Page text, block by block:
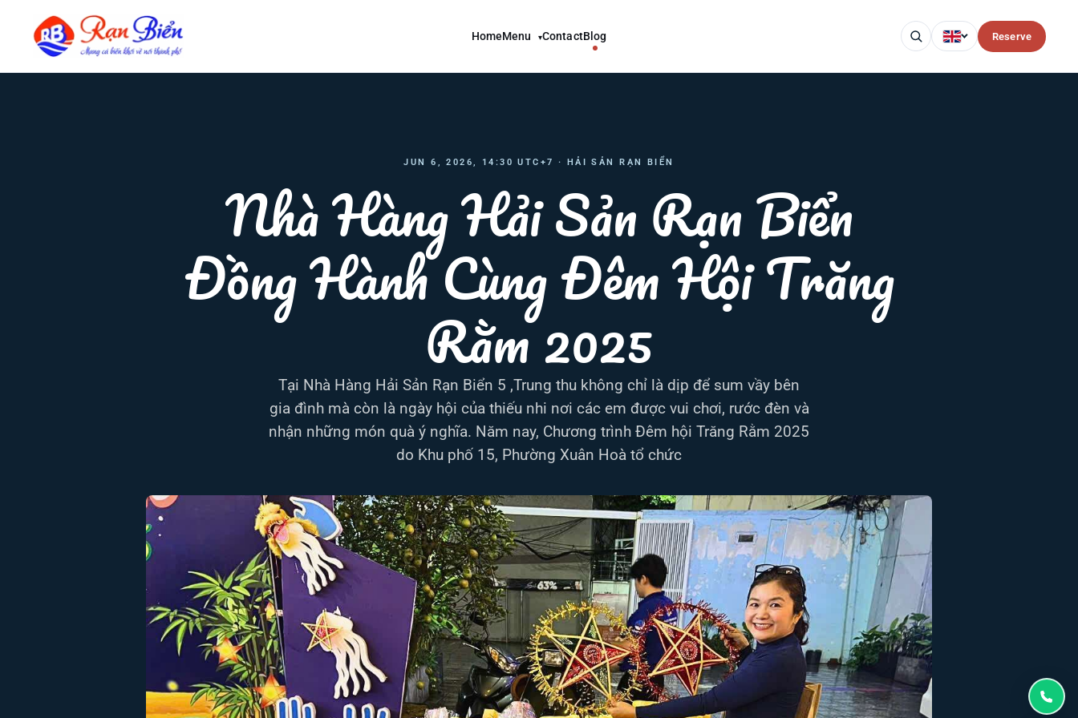
HomeMenu ▾ContactBlog Reserve
JUN 6, 2026, 14:30 UTC+7 · HẢI SẢN RẠN BIỂN
Nhà Hàng Hải Sản Rạn Biển
Đồng Hành Cùng Đêm Hội Trăng
Rằm 2025
Tại Nhà Hàng Hải Sản Rạn Biển 5 ,Trung thu không chỉ là dịp để sum vầy bên
gia đình mà còn là ngày hội của thiếu nhi nơi các em được vui chơi, rước đèn và
nhận những món quà ý nghĩa. Năm nay, Chương trình Đêm hội Trăng Rằm 2025
do Khu phố 15, Phường Xuân Hoà tổ chức